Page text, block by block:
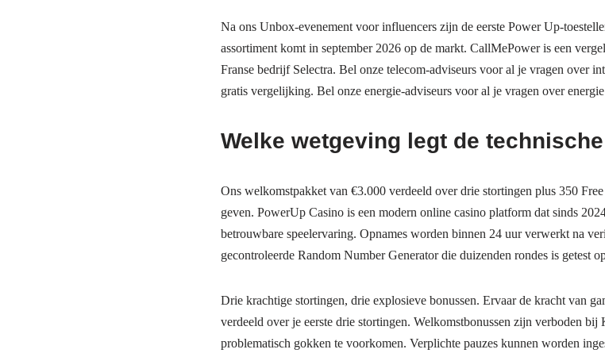
Na ons Unbox-evenement voor influencers zijn de eerste Power Up-
assortiment komt in september 2026 op de markt. CallMePower is een
Franse bedrijf Selectra. Bel onze telecom-adviseurs voor al je vragen over
gratis vergelijking. Bel onze energie-adviseurs voor al je vragen over
Welke wetgeving legt de
Ons welkomstpakket van €3.000 verdeeld over drie stortingen plus 350
geven. PowerUp Casino is een modern online casino platform dat sinds
betrouwbare speelervaring. Opnames worden binnen 24 uur verwerkt na
gecontroleerde Random Number Generator die duizenden rondes is getest
Drie krachtige stortingen, drie explosieve bonussen. Ervaar de kracht van
verdeeld over je eerste drie stortingen. Welkomstbonussen zijn verboden bij
problematisch gokken te voorkomen. Verplichte pauzes kunnen worden